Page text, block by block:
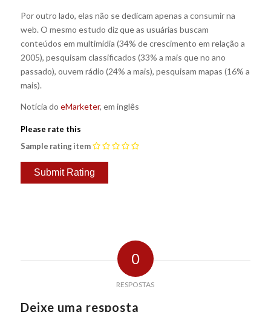
Por outro lado, elas não se dedicam apenas a consumir na
web. O mesmo estudo diz que as usuárias buscam
conteúdos em multimídia (34% de crescimento em relação a
2005), pesquisam classificados (33% a mais que no ano
passado), ouvem rádio (24% a mais), pesquisam mapas (16% a
mais).
Notícia do eMarketer, em inglês
Please rate this
Sample rating item
0
RESPOSTAS
Deixe uma resposta